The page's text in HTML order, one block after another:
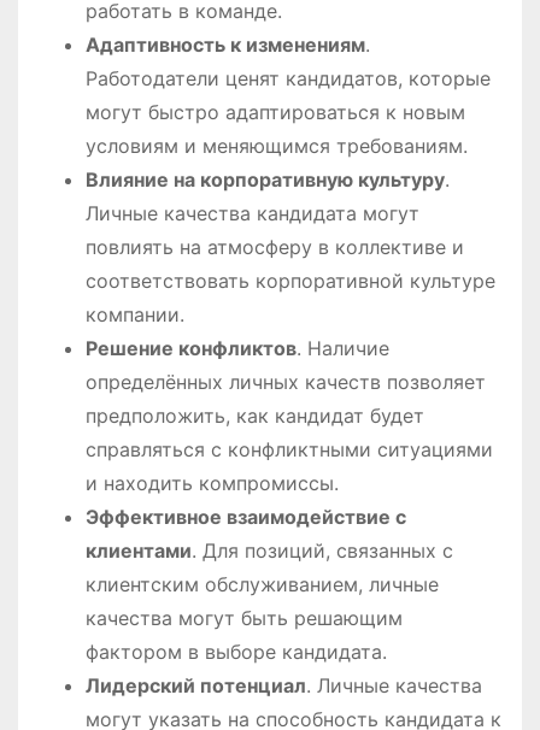
работать в команде.
Адаптивность к изменениям.
Работодатели ценят кандидатов, которые
могут быстро адаптироваться к новым
условиям и меняющимся требованиям.
Влияние на корпоративную культуру.
Личные качества кандидата могут
повлиять на атмосферу в коллективе и
соответствовать корпоративной культуре
компании.
Решение конфликтов. Наличие
определённых личных качеств позволяет
предположить, как кандидат будет
справляться с конфликтными ситуациями
и находить компромиссы.
Эффективное взаимодействие с
клиентами. Для позиций, связанных с
клиентским обслуживанием, личные
качества могут быть решающим
фактором в выборе кандидата.
Лидерский потенциал. Личные качества
могут указать на способность кандидата к